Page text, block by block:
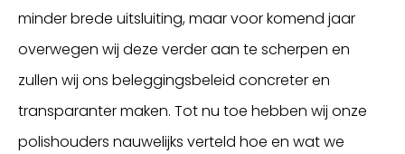
minder brede uitsluiting, maar voor komend jaar
overwegen wij deze verder aan te scherpen en
zullen wij ons beleggingsbeleid concreter en
transparanter maken. Tot nu toe hebben wij onze
polishouders nauwelijks verteld hoe en wat we